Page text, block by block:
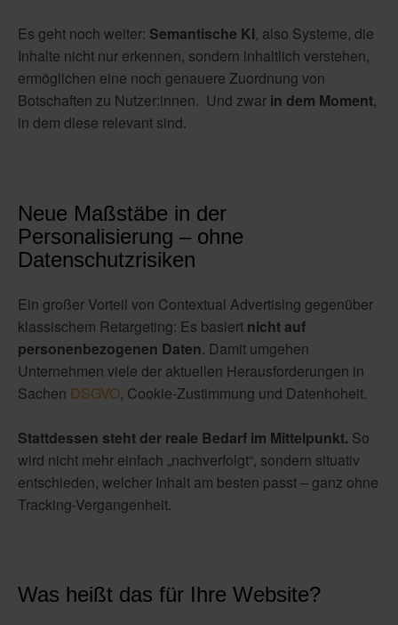
Es geht noch weiter: Semantische KI, also Systeme, die
Inhalte nicht nur erkennen, sondern inhaltlich verstehen,
ermöglichen eine noch genauere Zuordnung von
Botschaften zu Nutzer:innen. Und zwar in dem Moment,
in dem diese relevant sind.
Neue Maßstäbe in der
Personalisierung – ohne
Datenschutzrisiken
Ein großer Vorteil von Contextual Advertising gegenüber
klassischem Retargeting: Es basiert nicht auf
personenbezogenen Daten. Damit umgehen
Unternehmen viele der aktuellen Herausforderungen in
Sachen DSGVO, Cookie-Zustimmung und Datenhoheit.
Stattdessen steht der reale Bedarf im Mittelpunkt. So
wird nicht mehr einfach „nachverfolgt“, sondern situativ
entschieden, welcher Inhalt am besten passt – ganz ohne
Tracking-Vergangenheit.
Was heißt das für Ihre Website?